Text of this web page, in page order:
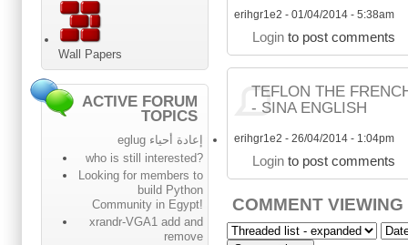
erihgr1e2 - 01/04/2014 - 5:38am
Loginto post comments
TEFLON THE
- SINA ENGLISH
erihgr1e2 - 26/04/2014 - 1:04pm
Loginto post comments
COMMENT
Wall Papers
ACTIVE FORUM
TOPICS
إعادة أحياء eglug
who is still interested?
Looking for members to
build Python
Community in Egypt!
xrandr-VGA1 add and
remove